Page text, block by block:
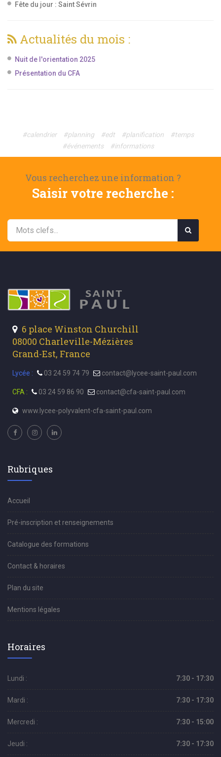
Fête du jour : Saint Sévrin
Actualités du mois :
Nuit de l'orientation 2025
Présentation du CFA
#calendrier #planning #edt #planification
#temps
#événements
#informations
Vous recherchez une information ?
Saisir votre recherche :
6 place Winston Churchill
08000 Charleville-Mézières
Grand-Est, France
Lycée : 03 24 59 74 79 contact@lycee-saint-paul.com
CFA : 03 24 59 86 90 contact@cfa-saint-paul.com
www.lycee-polyvalent-cfa-saint-paul.com
Rubriques
Accueil
Pré-inscription et renseignements
Catalogue des formations
Contact & horaires
Plan du site
Mentions légales
Horaires
Lundi : 7:30 - 17:30
Mardi : 7:30 - 17:30
Mercredi : 7:30 - 15:00
Jeudi : 7:30 - 17:30